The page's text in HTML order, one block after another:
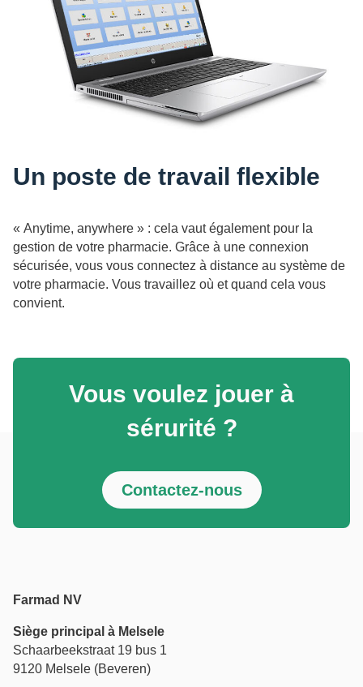
Un poste de travail flexible
« Anytime, anywhere » : cela vaut également pour la
gestion de votre pharmacie. Grâce à une connexion
sécurisée, vous vous connectez à distance au système de
votre pharmacie. Vous travaillez où et quand cela vous
convient.
Vous voulez jouer à
sérurité ?
Contactez-nous
Farmad NV
Siège principal à Melsele
Schaarbeekstraat 19 bus 1
9120 Melsele (Beveren)